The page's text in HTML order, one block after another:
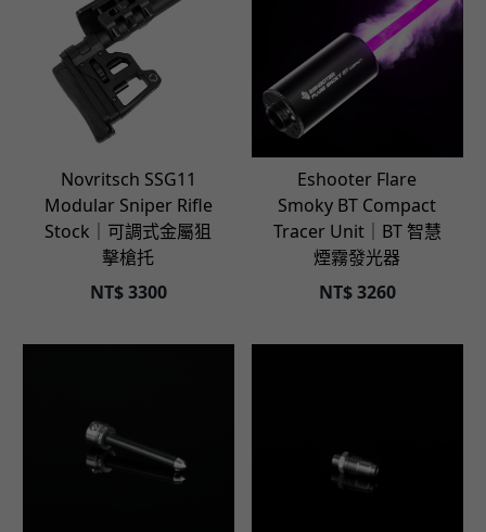
立即選購
Novritsch SSG11
Modular Sniper Rifle
Stock｜可調式金屬狙
擊槍托
NT$3300
Eshooter Flare
Smoky BT Compact
Tracer Unit｜BT 智慧
煙霧發光器
NT$3260